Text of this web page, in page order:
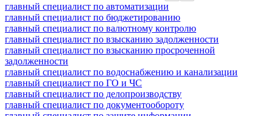
главный специалист по автоматизации
главный специалист по бюджетированию
главный специалист по валютному контролю
главный специалист по взысканию задолженности
главный специалист по взысканию просроченной
задолженности
главный специалист по водоснабжению и канализации
главный специалист по ГО и ЧС
главный специалист по делопроизводству
главный специалист по документообороту